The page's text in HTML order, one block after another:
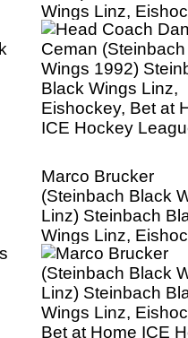
Wings Linz,
Bet at Home ICE
League
Marco Brucker
(Steinbach Black
Linz) Steinbach
Wings Linz,
Bet at Home ICE
League